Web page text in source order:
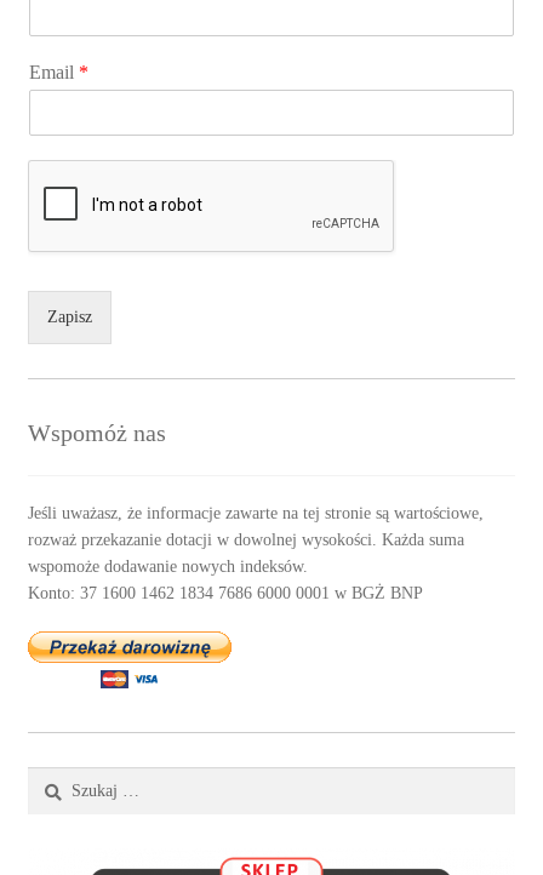
Email *
Zapisz
Wspomóż nas
Jeśli uważasz, że informacje zawarte na tej stronie są wartościowe,
rozważ przekazanie dotacji w dowolnej wysokości. Każda suma
wspomoże dodawanie nowych indeksów.
Konto: 37 1600 1462 1834 7686 6000 0001 w BGŻ BNP